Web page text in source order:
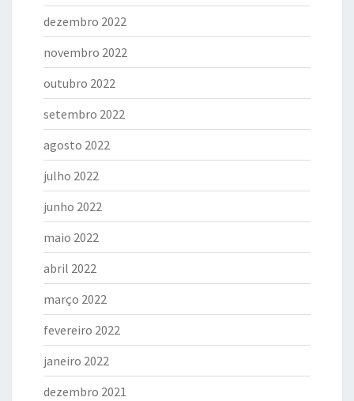
dezembro 2022
novembro 2022
outubro 2022
setembro 2022
agosto 2022
julho 2022
junho 2022
maio 2022
abril 2022
março 2022
fevereiro 2022
janeiro 2022
dezembro 2021